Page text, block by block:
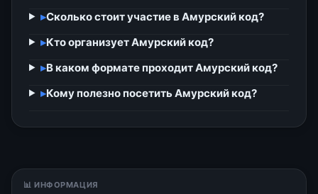
▸Сколько стоит участие в Амурский код?
▸Кто организует Амурский код?
▸В каком формате проходит Амурский код?
▸Кому полезно посетить Амурский код?
📊 ИНФОРМАЦИЯ